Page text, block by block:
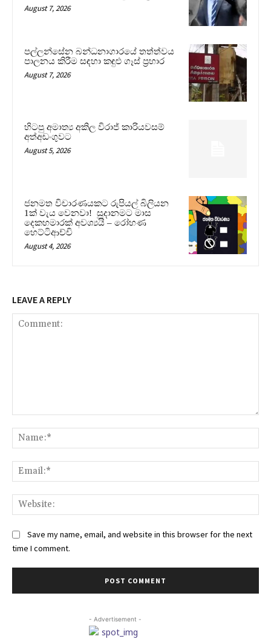
August 7, 2026
පල්ලන්සේන බන්ධනාගාරයේ තත්ත්වය
පාලනය කිරීම සඳහා කඳුළු ගෑස් ප්‍රහාර
August 7, 2026
හිටපු අමාත්‍ය අකිල විරාජ් කාරියවසම්
අත්අඩංගුවට
August 5, 2026
ජනමත විචාරණයකට රුපියල් බිලියන
1ක් වැය වෙනවා! සූදානමට මාස
දෙකහමාරක් අවශ්‍යයි – රෝහණ
හෙට්ටිආච්චි
August 4, 2026
LEAVE A REPLY
Save my name, email, and website in this browser for the next
time I comment.
- Advertisement -